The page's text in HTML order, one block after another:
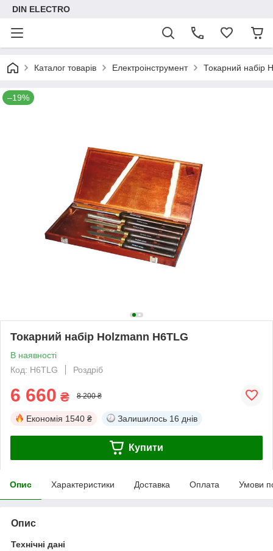
DIN ELECTRO
Каталог товарів Електроінструмент Токарний набір
–19%
Токарний набір Holzmann H6TLG
В наявності
Код: H6TLG
Роздріб
6 660 ₴ 8 200 ₴
Економія 1540 ₴ Залишилось 16 днів
Купити
Опис Характеристики Доставка Оплата Умови
Опис
Технічні дані